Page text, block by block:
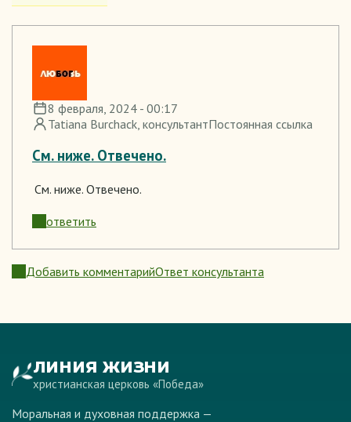
8 февраля, 2024 - 00:17
Tatiana Burchack, консультантПостоянная ссылка
См. ниже. Отвечено.
См. ниже. Отвечено.
ответить
Добавить комментарийОтвет консультанта
ЛИНИЯ ЖИЗНИ
христианская церковь «Победа»
Моральная и духовная поддержка —